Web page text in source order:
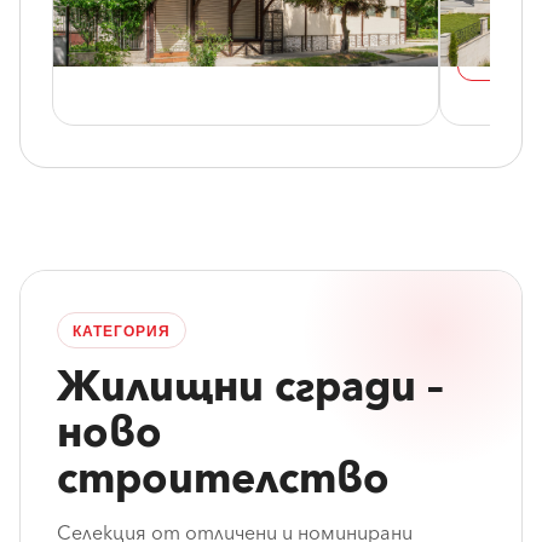
Виж референцията
Виж
КАТЕГОРИЯ
Жилищни сгради –
ново
строителство
Селекция от отличени и номинирани